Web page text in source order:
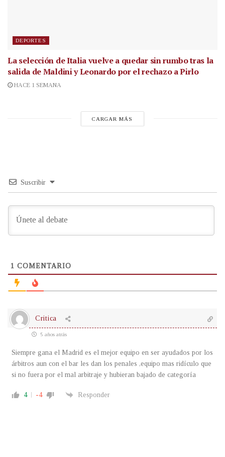
DEPORTES
La selección de Italia vuelve a quedar sin rumbo tras la
salida de Maldini y Leonardo por el rechazo a Pirlo
HACE 1 SEMANA
CARGAR MÁS
Suscribir
1 COMENTARIO
Critica
5 años atrás
Siempre gana el Madrid es el mejor equipo en ser ayudados por los
árbitros aun con el bar les dan los penales ,equipo mas ridículo que
si no fuera por el mal arbitraje y hubieran bajado de categoría
4 -4 Responder